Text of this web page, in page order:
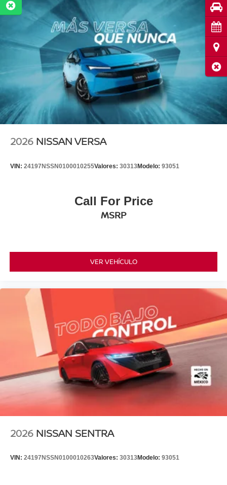
2026 NISSAN VERSA
VIN: 24197NSSN0100010255Valores: 30313Modelo: 93051
Call For Price
MSRP
VER VEHÍCULO
2026 NISSAN SENTRA
VIN: 24197NSSN0100010263Valores: 30313Modelo: 93051